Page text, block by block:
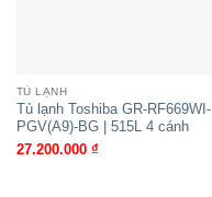
TỦ LẠNH
Tủ lạnh Toshiba GR-RF669WI-
PGV(A9)-BG | 515L 4 cánh
27.200.000 ₫